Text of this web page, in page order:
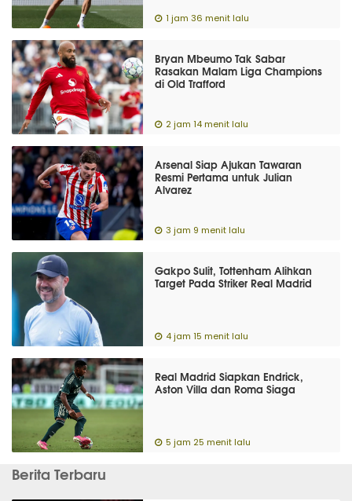
1 jam 36 menit lalu
Bryan Mbeumo Tak Sabar
Rasakan Malam Liga Champions
di Old Trafford
2 jam 14 menit lalu
Arsenal Siap Ajukan Tawaran
Resmi Pertama untuk Julian
Alvarez
3 jam 9 menit lalu
Gakpo Sulit, Tottenham Alihkan
Target Pada Striker Real Madrid
4 jam 15 menit lalu
Real Madrid Siapkan Endrick,
Aston Villa dan Roma Siaga
5 jam 25 menit lalu
Berita Terbaru